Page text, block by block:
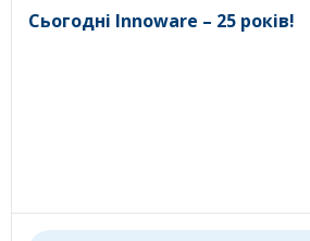
Сьогодні Innoware – 25 років!